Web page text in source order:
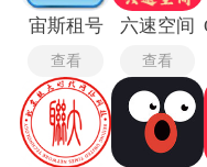
宙斯租号
查看
六速空间
查看